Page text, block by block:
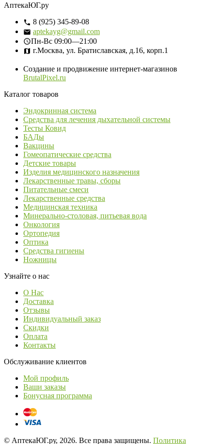
АптекаЮГ.ру
8 (925) 345-89-08
aptekayg@gmail.com
Пн-Вс 09:00—21:00
г.Москва, ул. Братиславская, д.16, корп.1
Создание и продвижение интернет-магазинов
BrutalPixel.ru
Каталог товаров
Эндокринная система
Средства для лечения дыхательной системы
Тесты Ковид
БАДы
Вакцины
Гомеопатические средства
Детские товары
Изделия медицинского назначения
Лекарственные травы, сборы
Питательные смеси
Лекарственные средства
Медицинская техника
Минерально-столовая, питьевая вода
Онкология
Ортопедия
Оптика
Средства гигиены
Ножницы
Узнайте о нас
О Нас
Доставка
Отзывы
Индивидуальный заказ
Скидки
Оплата
Контакты
Обслуживание клиентов
Мой профиль
Ваши заказы
Бонусная программа
© АптекаЮГ.ру, 2026. Все права защищены. Политика